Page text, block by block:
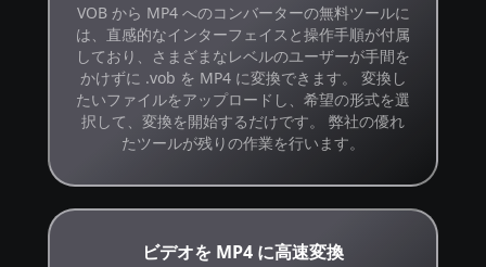
VOB から MP4 へのコンバーターの無料ツールに
は、直感的なインターフェイスと操作手順が付属
しており、さまざまなレベルのユーザーが手間を
かけずに .vob を MP4 に変換できます。 変換し
たいファイルをアップロードし、希望の形式を選
択して、変換を開始するだけです。 弊社の優れ
たツールが残りの作業を行います。
ビデオを MP4 に高速変換